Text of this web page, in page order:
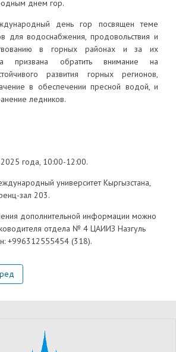
днем гор.
день гор посвящен теме
для водоснабжения, продовольствия и
в горных районах и за их
призвана обратить внимание на
развития горных регионов,
в обеспечении пресной водой, и
ледников.
года, 10:00-12:00.
университет Кыргызстана,
зал 203.
дополнительной информации можно
отдела № 4 ЦАИИЗ Назгуль
+996312555454 (318).